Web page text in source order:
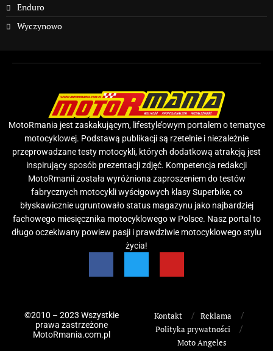
Enduro
Wyczynowo
MotoRmania jest zaskakującym, lifestyle’owym portalem o tematyce
motocyklowej. Podstawą publikacji są rzetelnie i niezależnie
przeprowadzane testy motocykli, których dodatkową atrakcją jest
inspirujący sposób prezentacji zdjęć. Kompetencja redakcji
MotoRmanii została wyróżniona zaproszeniem do testów
fabrycznych motocykli wyścigowych klasy Superbike, co
błyskawicznie ugruntowało status magazynu jako najbardziej
fachowego miesięcznika motocyklowego w Polsce. Nasz portal to
długo oczekiwany powiew pasji i prawdziwie motocyklowego stylu
życia!
©2010 – 2023 Wszystkie
prawa zastrzeżone
MotoRmania.com.pl
Kontakt
Reklama
Polityka prywatności
Moto Angeles